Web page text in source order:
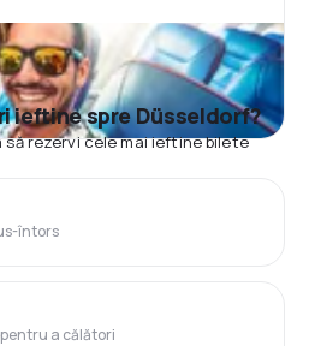
ieftine spre Düsseldorf?
rezervi cele mai ieftine bilete
întors
a călători